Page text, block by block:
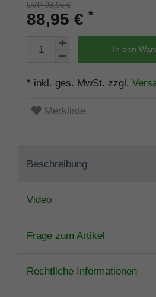
UVP 98,95 €
88,95 € *
In den
* inkl. ges. MwSt. zzgl.
Merkliste
Beschreibung
Video
Frage zum Artikel
Rechtliche Informationen